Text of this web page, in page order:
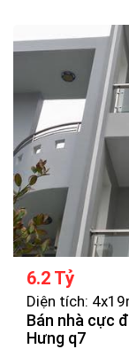
6.2 Tỷ
Diện tích:
Bán nhà cực
Hưng q7